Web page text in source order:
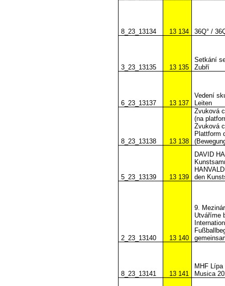
8_23_13134 13 134 36Q° /
3_23_13135 13 135
Setkání
Zubří
6_23_13137 13 137
Vedení
Leiten
8_23_13138 13 138
Zvuková
(na
Zvuková
Plattform
5_23_13139 13 139
DAVID
den
2_23_13140 13 140
9.
Utváříme
8_23_13141 13 141
MHF
Musica